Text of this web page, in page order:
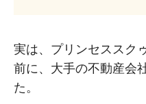
実は、プリンセススク
前に、大手の不動産会
た。